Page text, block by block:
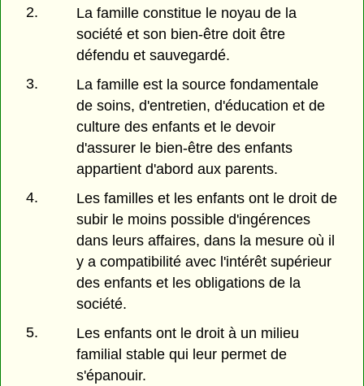
2.
La famille constitue le noyau de la
société et son bien-être doit être
défendu et sauvegardé.
3.
La famille est la source fondamentale
de soins, d'entretien, d'éducation et de
culture des enfants et le devoir
d'assurer le bien-être des enfants
appartient d'abord aux parents.
4.
Les familles et les enfants ont le droit de
subir le moins possible d'ingérences
dans leurs affaires, dans la mesure où il
y a compatibilité avec l'intérêt supérieur
des enfants et les obligations de la
société.
5.
Les enfants ont le droit à un milieu
familial stable qui leur permet de
s'épanouir.